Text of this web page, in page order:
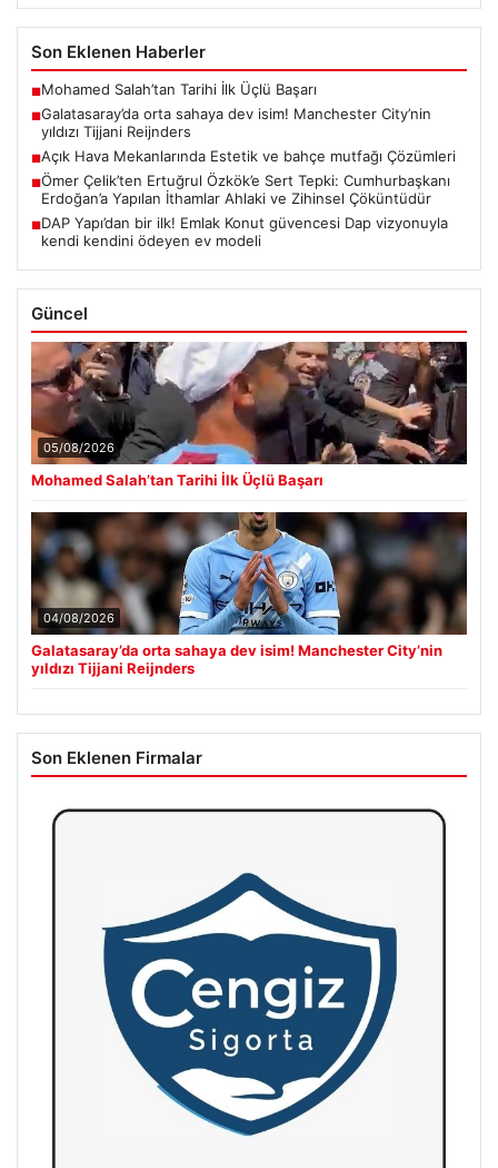
Son Eklenen Haberler
■Mohamed Salah’tan Tarihi İlk Üçlü Başarı
■Galatasaray’da orta sahaya dev isim! Manchester City’nin
yıldızı Tijjani Reijnders
■Açık Hava Mekanlarında Estetik ve bahçe mutfağı Çözümleri
■Ömer Çelik’ten Ertuğrul Özkök’e Sert Tepki: Cumhurbaşkanı
Erdoğan’a Yapılan İthamlar Ahlaki ve Zihinsel Çöküntüdür
■DAP Yapı’dan bir ilk! Emlak Konut güvencesi Dap vizyonuyla
kendi kendini ödeyen ev modeli
Güncel
05/08/2026
Mohamed Salah’tan Tarihi İlk Üçlü Başarı
04/08/2026
Galatasaray’da orta sahaya dev isim! Manchester City’nin
yıldızı Tijjani Reijnders
Son Eklenen Firmalar